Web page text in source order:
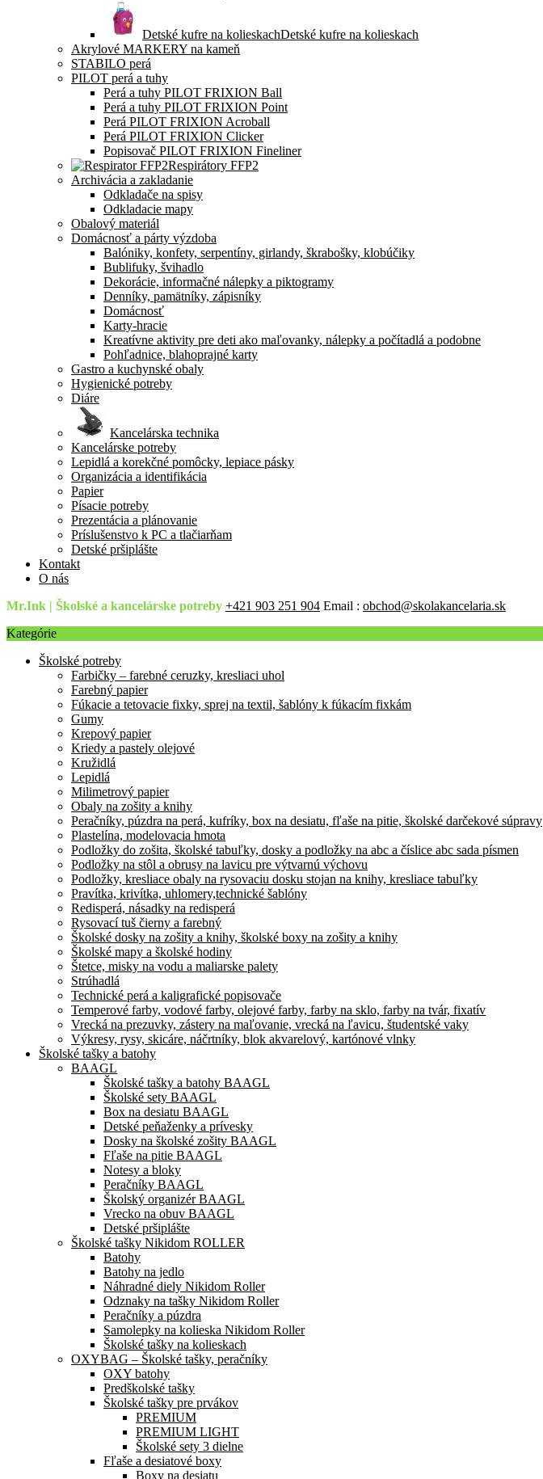
Detské kufre na kolieskachDetské kufre na kolieskach
Akrylové MARKERY na kameň
STABILO perá
PILOT perá a tuhy
Perá a tuhy PILOT FRIXION Ball
Perá a tuhy PILOT FRIXION Point
Perá PILOT FRIXION Acroball
Perá PILOT FRIXION Clicker
Popisovač PILOT FRIXION Fineliner
Respirátory FFP2
Archivácia a zakladanie
Odkladače na spisy
Odkladacie mapy
Obalový materiál
Domácnosť a párty výzdoba
Balóniky, konfety, serpentíny, girlandy, škrabošky, klobúčiky
Bublifuky, švihadlo
Dekorácie, informačné nálepky a piktogramy
Denníky, pamätníky, zápisníky
Domácnosť
Karty-hracie
Kreatívne aktivity pre deti ako maľovanky, nálepky a počítadlá a podobne
Pohľadnice, blahoprajné karty
Gastro a kuchynské obaly
Hygienické potreby
Diáre
Kancelárska technika
Kancelárske potreby
Lepidlá a korekčné pomôcky, lepiace pásky
Organizácia a identifikácia
Papier
Písacie potreby
Prezentácia a plánovanie
Príslušenstvo k PC a tlačiarňam
Detské pršiplášte
Kontakt
O nás
Mr.Ink | Školské a kancelárske potreby +421 903 251 904 Email : obchod@skolakancelaria.sk
Kategórie
Školské potreby
Farbičky – farebné ceruzky, kresliaci uhol
Farebný papier
Fúkacie a tetovacie fixky, sprej na textil, šablóny k fúkacím fixkám
Gumy
Krepový papier
Kriedy a pastely olejové
Kružidlá
Lepidlá
Milimetrový papier
Obaly na zošity a knihy
Peračníky, púzdra na perá, kufríky, box na desiatu, fľaše na pitie, školské darčekové súpravy
Plastelína, modelovacia hmota
Podložky do zošita, školské tabuľky, dosky a podložky na abc a číslice abc sada písmen
Podložky na stôl a obrusy na lavicu pre výtvarnú výchovu
Podložky, kresliace obaly na rysovaciu dosku stojan na knihy, kresliace tabuľky
Pravítka, krivítka, uhlomery,technické šablóny
Redisperá, násadky na redisperá
Rysovací tuš čierny a farebný
Školské dosky na zošity a knihy, školské boxy na zošity a knihy
Školské mapy a školské hodiny
Štetce, misky na vodu a maliarske palety
Strúhadlá
Technické perá a kaligrafické popisovače
Temperové farby, vodové farby, olejové farby, farby na sklo, farby na tvár, fixatív
Vrecká na prezuvky, zástery na maľovanie, vrecká na ľavicu, študentské vaky
Výkresy, rysy, skicáre, náčrtníky, blok akvarelový, kartónové vlnky
Školské tašky a batohy
BAAGL
Školské tašky a batohy BAAGL
Školské sety BAAGL
Box na desiatu BAAGL
Detské peňaženky a prívesky
Dosky na školské zošity BAAGL
Fľaše na pitie BAAGL
Notesy a bloky
Peračníky BAAGL
Školský organizér BAAGL
Vrecko na obuv BAAGL
Detské pršiplášte
Školské tašky Nikidom ROLLER
Batohy
Batohy na jedlo
Náhradné diely Nikidom Roller
Odznaky na tašky Nikidom Roller
Peračníky a púzdra
Samolepky na kolieska Nikidom Roller
Školské tašky na kolieskach
OXYBAG – Školské tašky, peračníky
OXY batohy
Predškolské tašky
Školské tašky pre prvákov
PREMIUM
PREMIUM LIGHT
Školské sety 3 dielne
Fľaše a desiatové boxy
Boxy na desiatu